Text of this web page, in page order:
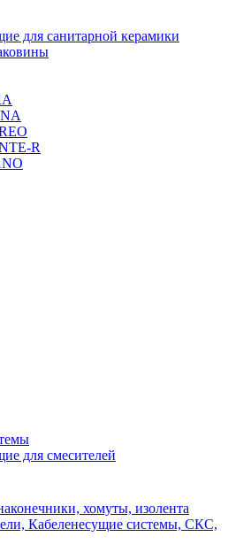
для санитарной керамики
R
для смесителей
хомуты, изолента
Кабеленесущие системы, СКС,